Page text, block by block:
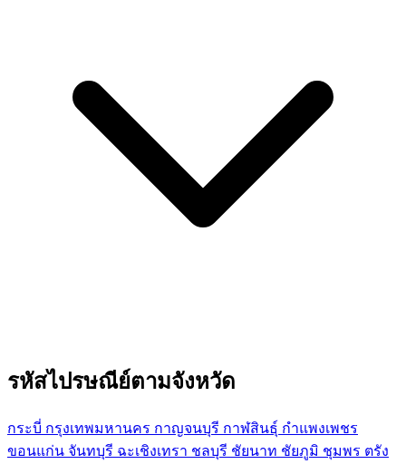
รหัสไปรษณีย์ตามจังหวัด
กระบี่ กรุงเทพมหานคร กาญจนบุรี กาฬสินธุ์ กำแพงเพชร
ขอนแก่น จันทบุรี ฉะเชิงเทรา ชลบุรี ชัยนาท ชัยภูมิ ชุมพร ตรัง